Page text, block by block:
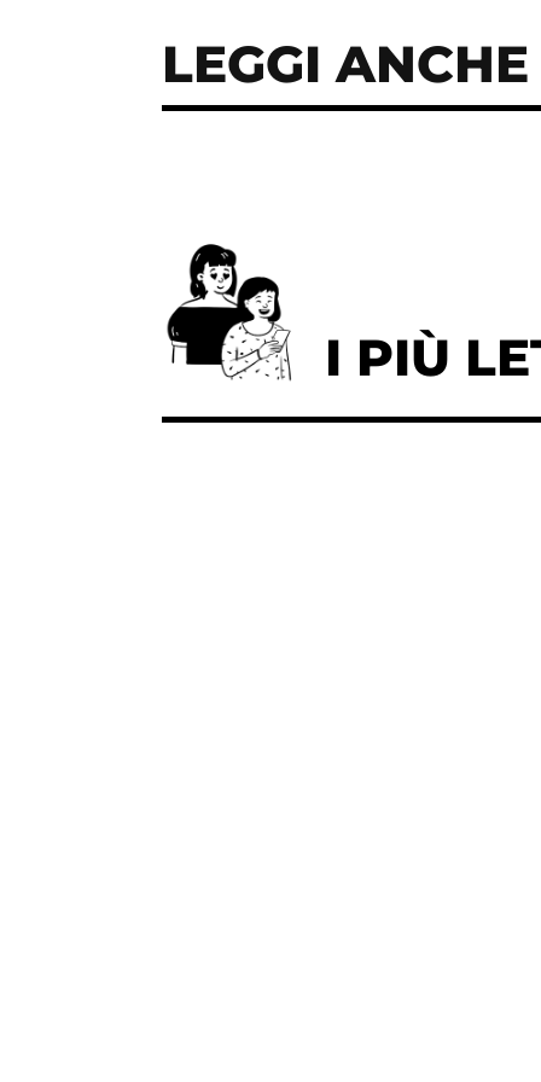
LEGGI ANCHE
I PIÙ